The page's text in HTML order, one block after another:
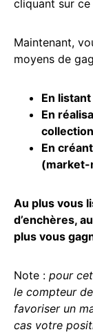
cliquant sur ce
Maintenant,
moyens de
En
En
En
(market-
Au plus vous
d’enchères,
plus vous
Note : pour
le compteur
favoriser un
cas votre